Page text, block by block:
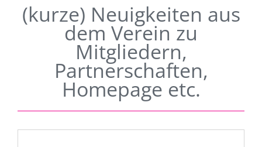
(kurze) Neuigkeiten aus
dem Verein zu
Mitgliedern,
Partnerschaften,
Homepage etc.